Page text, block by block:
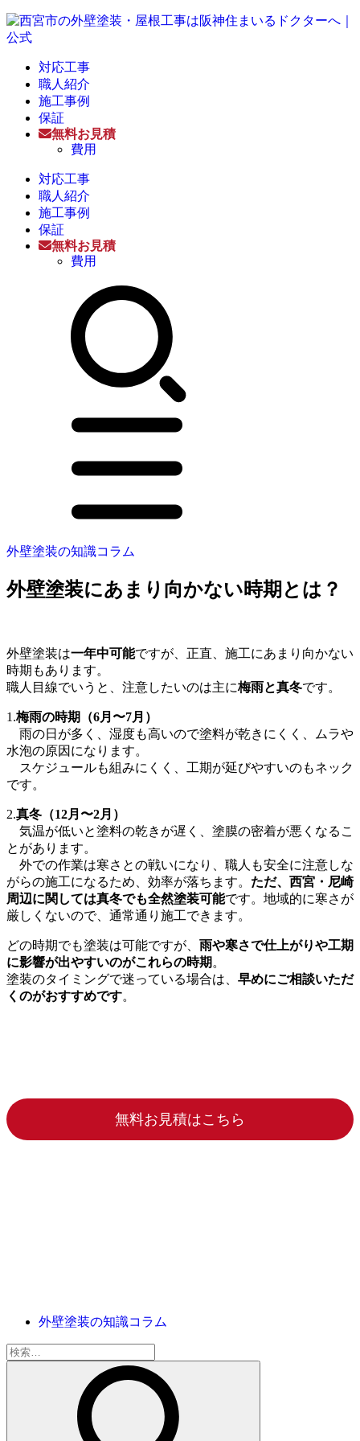
対応工事
職人紹介
施工事例
保証
無料お見積
費用
対応工事
職人紹介
施工事例
保証
無料お見積
費用
外壁塗装の知識コラム
外壁塗装にあまり向かない時期とは？
外壁塗装は一年中可能ですが、正直、施工にあまり向かない
時期もあります。
職人目線でいうと、注意したいのは主に梅雨と真冬です。
1.梅雨の時期（6月〜7月）
雨の日が多く、湿度も高いので塗料が乾きにくく、ムラや
水泡の原因になります。
スケジュールも組みにくく、工期が延びやすいのもネック
です。
2.真冬（12月〜2月）
気温が低いと塗料の乾きが遅く、塗膜の密着が悪くなるこ
とがあります。
外での作業は寒さとの戦いになり、職人も安全に注意しな
がらの施工になるため、効率が落ちます。 ただ、西宮・尼崎
周辺に関しては真冬でも全然塗装可能です。地域的に寒さが
厳しくないので、通常通り施工できます。
どの時期でも塗装は可能ですが、 雨や寒さで仕上がりや工期
に影響が出やすいのがこれらの時期 。
塗装のタイミングで迷っている場合は、 早めにご相談いただ
くのがおすすめです。
無料お見積はこちら
外壁塗装の知識コラム
検
索: